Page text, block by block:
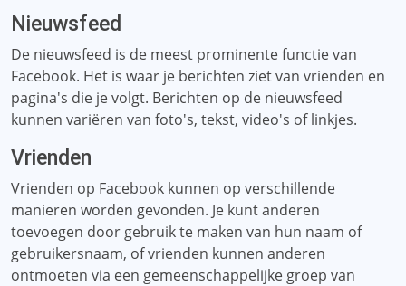
Nieuwsfeed
De nieuwsfeed is de meest prominente functie van
Facebook. Het is waar je berichten ziet van vrienden en
pagina's die je volgt. Berichten op de nieuwsfeed
kunnen variëren van foto's, tekst, video's of linkjes.
Vrienden
Vrienden op Facebook kunnen op verschillende
manieren worden gevonden. Je kunt anderen
toevoegen door gebruik te maken van hun naam of
gebruikersnaam, of vrienden kunnen anderen
ontmoeten via een gemeenschappelijke groep van